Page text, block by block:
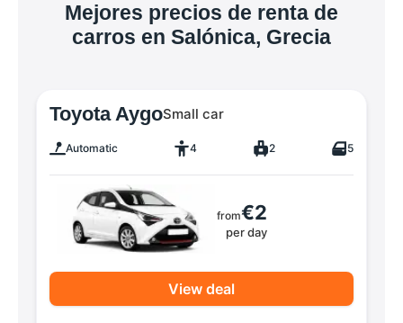
Mejores precios de renta de
carros en Salónica, Grecia
Toyota AygoSmall car
Automatic 4 2 5
from€2
per day
View deal